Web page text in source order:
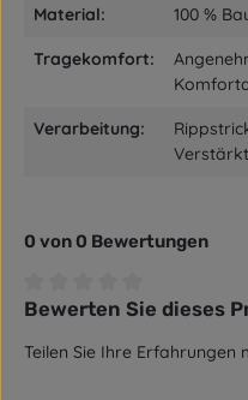
Material: 100 %
Tragekomfort:
Verarbeitung:
0 von 0 Bewertungen
Durchschnittliche
Bewerten Sie dieses
Teilen Sie Ihre Erfahrungen